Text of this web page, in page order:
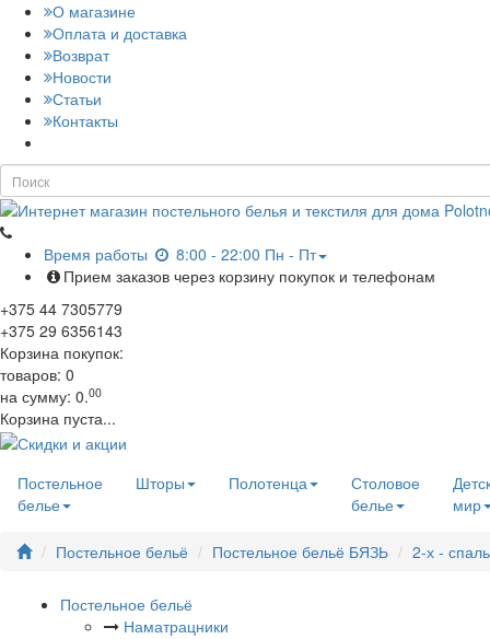
О магазине
Оплата и доставка
Возврат
Новости
Статьи
Контакты
Время работы
8:00 - 22:00 Пн - Пт
Прием заказов через корзину покупок и телефонам
+375 44 7305779
+375 29 6356143
Корзина покупок:
товаров: 0
на сумму: 0.00
Корзина пуста...
Постельное
белье
Шторы Полотенца
Столовое
белье
мир
Постельное бельё Постельное бельё БЯЗЬ 2-х -
Постельное бельё
Наматрацники